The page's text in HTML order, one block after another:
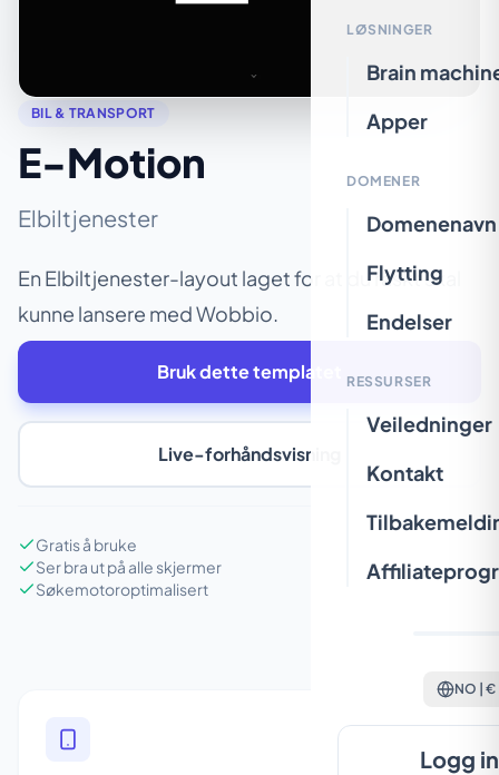
LØSNINGER
Brain
Apper
DOMENER
Domenenavn
Flytting
Endelser
RESSURSER
Veiledninger
Kontakt
NO | €
Logg
BIL & TRANSPORT
E-Motion
Elbiltjenester
En Elbiltjenester-layout laget for at du raskt skal
kunne lansere med Wobbio.
Bruk dette templatet
Live-forhåndsvisning
Gratis å bruke
Ser bra ut på alle skjermer
Søkemotoroptimalisert